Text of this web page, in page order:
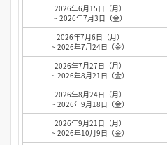
2026年6月15日（月）
~ 2026年7月3日（金）
2026年7月6日（月）
~ 2026年7月24日（金）
2026年7月27日（月）
~ 2026年8月21日（金）
2026年8月24日（月）
~ 2026年9月18日（金）
2026年9月21日（月）
~ 2026年10月9日（金）